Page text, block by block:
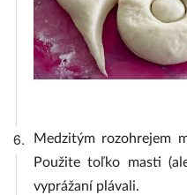
6.
Medzitým rozohrejem
Použite toľko masti
vyprážaní plávali.